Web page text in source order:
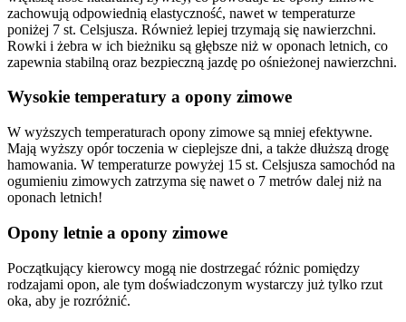
zachowują odpowiednią elastyczność, nawet w temperaturze
poniżej 7 st. Celsjusza. Również lepiej trzymają się nawierzchni.
Rowki i żebra w ich bieżniku są głębsze niż w oponach letnich, co
zapewnia stabilną oraz bezpieczną jazdę po ośnieżonej nawierzchni.
Wysokie temperatury a opony zimowe
W wyższych temperaturach opony zimowe są mniej efektywne.
Mają wyższy opór toczenia w cieplejsze dni, a także dłuższą drogę
hamowania. W temperaturze powyżej 15 st. Celsjusza samochód na
ogumieniu zimowych zatrzyma się nawet o 7 metrów dalej niż na
oponach letnich!
Opony letnie a opony zimowe
Początkujący kierowcy mogą nie dostrzegać różnic pomiędzy
rodzajami opon, ale tym doświadczonym wystarczy już tylko rzut
oka, aby je rozróżnić.